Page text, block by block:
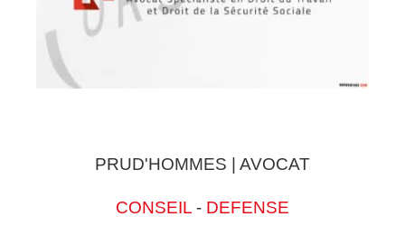
PRUD'HOMMES | AVOCAT
CONSEIL - DEFENSE